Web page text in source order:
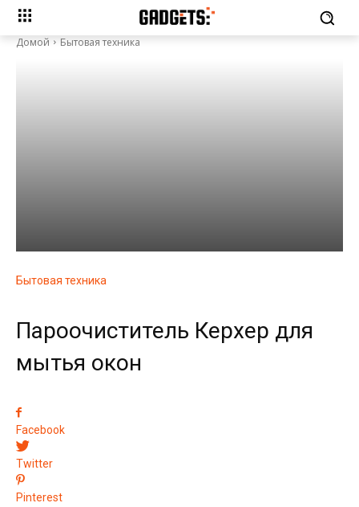
Домой Бытовая техника
Бытовая техника
Пароочиститель Керхер для
мытья окон
Facebook
Twitter
Pinterest